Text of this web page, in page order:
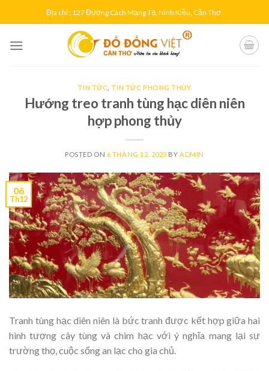
to
Địa chỉ : 127 Đường Cách Mạng T8, Ninh Kiều, Cần Thơ.
TIN TỨC TIN TỨC PHONG THỦY
Hướng treo tranh tùng hạc diên niên
hợp phong thủy
POSTED ON 6 THÁNG 12, 2023 BY ADMIN
06
Th12
Tranh tùng hạc diên niên là bức tranh được kết hợp giữa hai
hình tượng cây tùng và chim hạc với ý nghĩa mang lại sự
trường thọ, cuộc sống an lạc cho gia chủ.